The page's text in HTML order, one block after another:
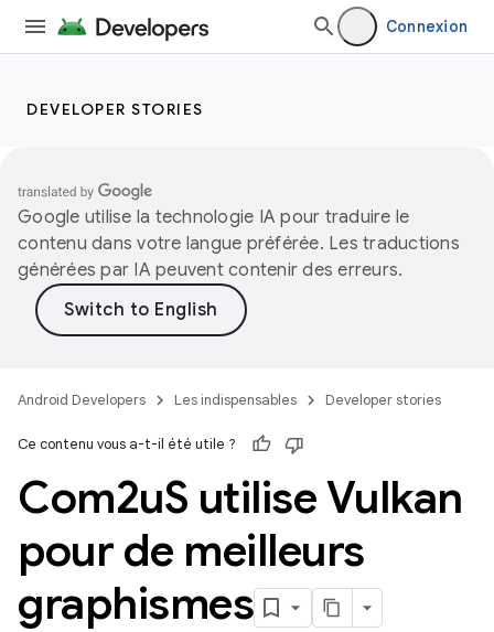
Connexion
DEVELOPER STORIES
Google utilise la technologie IA pour traduire le
contenu dans votre langue préférée. Les traductions
générées par IA peuvent contenir des erreurs.
Android Developers Les indispensables Developer stories
Ce contenu vous a-t-il été utile ?
Com2uS utilise Vulkan
pour de meilleurs
graphismes